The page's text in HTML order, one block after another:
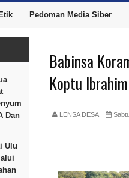
Pedoman Media Siber
Dan
Ulu
Babinsa
Koptu
LENSA DESA